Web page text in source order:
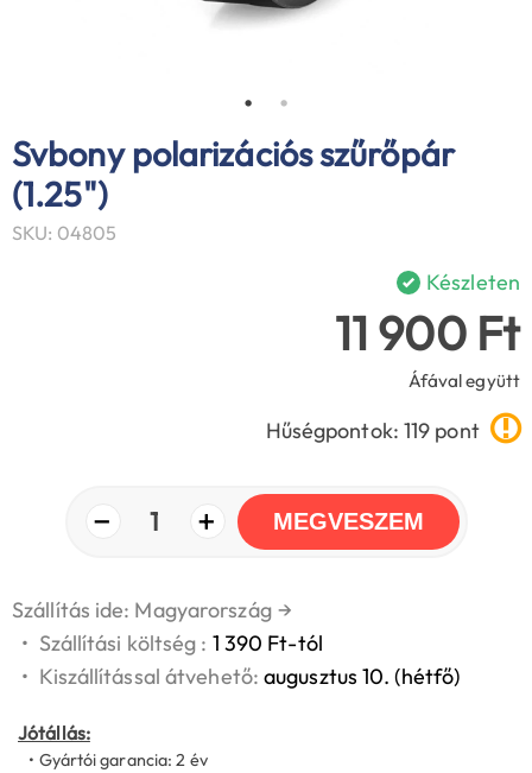
Svbony polarizációs szűrőpár
(1.25")
SKU: 04805
Készleten
11 900 Ft
Áfával együtt
Hűségpontok: 119 pont
− 1 + MEGVESZEM
Szállítás ide: Magyarország →
• Szállítási költség : 1 390 Ft-tól
• Kiszállítással átvehető:augusztus 10. (hétfő)
Jótállás:
• Gyártói garancia: 2 év